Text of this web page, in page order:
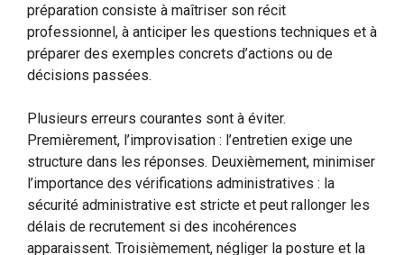
préparation consiste à maîtriser son récit
professionnel, à anticiper les questions techniques et à
préparer des exemples concrets d’actions ou de
décisions passées.
Plusieurs erreurs courantes sont à éviter.
Premièrement, l’improvisation : l’entretien exige une
structure dans les réponses. Deuxièmement, minimiser
l’importance des vérifications administratives : la
sécurité administrative est stricte et peut rallonger les
délais de recrutement si des incohérences
apparaissent. Troisièmement, négliger la posture et la